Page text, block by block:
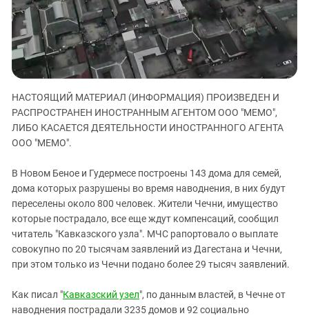
ЗАСТАВЛЯЕТ
КАВКАЗ ЗА ПАЛЕСТИНУ
ИНАКОМЫСЛИЕ В ЧЕЧНЕ
ПРЕСЛЕДОВАНИЕ АКТИВИСТОВ
МОБИЛИЗАЦИЯ И ПРОТЕСТЫ
Дагестан
Ингушетия
Кабардино-Балкария
Калмыкия
Карачаево-Черкесия
Краснодарский край
Нагорный Карабах
Северная Осетия - Алания
СКФО
Ставропольский край
Чечня
Южная Осетия
Южный Кавказ
НАСТОЯЩИЙ МАТЕРИАЛ (ИНФОРМАЦИЯ) ПРОИЗВЕДЕН И
РАСПРОСТРАНЕН ИНОСТРАННЫМ АГЕНТОМ ООО "МЕМО",
ЛИБО КАСАЕТСЯ ДЕЯТЕЛЬНОСТИ ИНОСТРАННОГО АГЕНТА
ООО "МЕМО".
В Новом Беное и Гудермесе построены 143 дома для семей,
дома которых разрушены во время наводнения, в них будут
переселены около 800 человек. Жители Чечни, имущество
которые пострадало, все еще ждут компенсаций, сообщил
читатель "Кавказского узла". МЧС рапортовало о выплате
совокупно по 20 тысячам заявлений из Дагестана и Чечни,
при этом только из Чечни подано более 29 тысяч заявлений.
Как писал "Кавказский узел", по данным властей, в Чечне от
наводнения пострадали 3235 домов и 92 социально